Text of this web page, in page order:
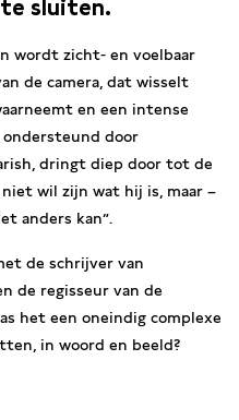
sluiten.
wordt zicht- en voelbaar
de camera, dat wisselt
en een intense
ondersteund door
dringt diep door tot de
wil zijn wat hij is, maar –
anders kan”.
de schrijver van
en de regisseur van de
het een oneindig complexe
in woord en beeld?